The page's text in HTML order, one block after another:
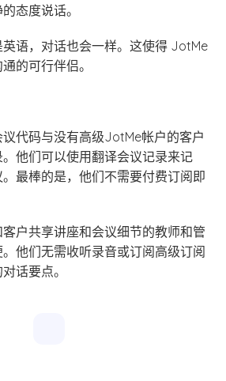
态度说话。
语，对话也会一样。这使得 JotMe
的可行伴侣。
代码与没有高级JotMe帐户的客户
他们可以使用翻译会议记录来记
最棒的是，他们不需要付费订阅即
户共享讲座和会议细节的教师和管
他们无需收听录音或订阅高级订阅
话要点。